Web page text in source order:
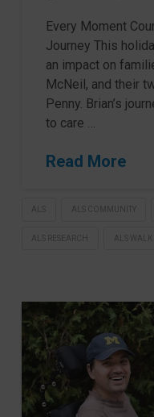
Every Moment
Journey This
an impact on
McNeil, and their
Penny. Brian’s
to care …
Read More
ALS ALS COMMUNITY
ALS RESEARCH ALS WALK